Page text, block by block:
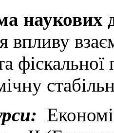
наукових
впливу
фіскальної